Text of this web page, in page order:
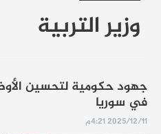
وزير التربية
جهود حكومية لتحسين
في سوريا
2025/12/11 4:21م